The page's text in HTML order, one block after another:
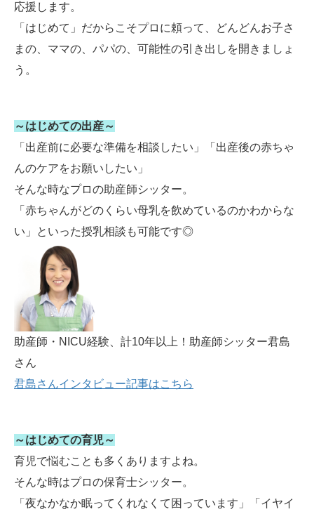
応援します。
「はじめて」だからこそプロに頼って、どんどんお子さ
まの、ママの、パパの、可能性の引き出しを開きましょ
う。
～はじめての出産～
「出産前に必要な準備を相談したい」「出産後の赤ちゃ
んのケアをお願いしたい」
そんな時なプロの助産師シッター。
「赤ちゃんがどのくらい母乳を飲めているのかわからな
い」といった授乳相談も可能です◎
助産師・NICU経験、計10年以上！助産師シッター君島
さん
君島さんインタビュー記事はこちら
～はじめての育児～
育児で悩むことも多くありますよね。
そんな時はプロの保育士シッター。
「夜なかなか眠ってくれなくて困っています」「イヤイ